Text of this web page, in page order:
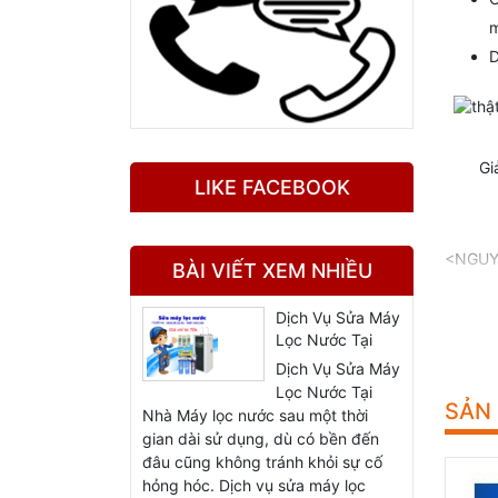
SẢN
LIKE FACEBOOK
BÀI VIẾT XEM NHIỀU
Dịch Vụ Sửa Máy
Lọc Nước Tại
Nhà
Dịch Vụ Sửa Máy
Lọc Nước Tại
Nhà Máy lọc nước sau một thời
gian dài sử dụng, dù có bền đến
đâu cũng không tránh khỏi sự cố
hỏng hóc. Dịch vụ sửa máy lọc